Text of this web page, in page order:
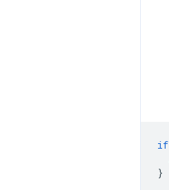
if
}